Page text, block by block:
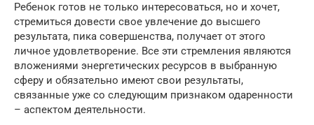
Ребенок готов не только интересоваться, но и хочет,
стремиться довести свое увлечение до высшего
результата, пика совершенства, получает от этого
личное удовлетворение. Все эти стремления являются
вложениями энергетических ресурсов в выбранную
сферу и обязательно имеют свои результаты,
связанные уже со следующим признаком одаренности
– аспектом деятельности.